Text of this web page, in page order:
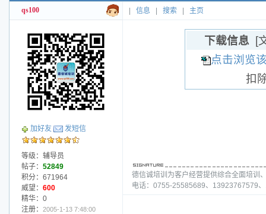
qs100 信息 搜索 主页
加好友 发短信
等级：辅导员
帖子： 52849
积分：671964
威望： 600
精华：0
注册： 2005-1-13 7:48:00
下载信息 [
点击浏览
扣
德信诚培训为客户经营提供综合全面培训
电话：0755-25585689、13923767579